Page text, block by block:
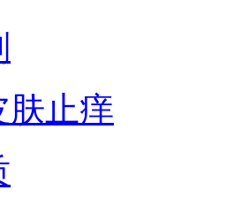
肤止痒